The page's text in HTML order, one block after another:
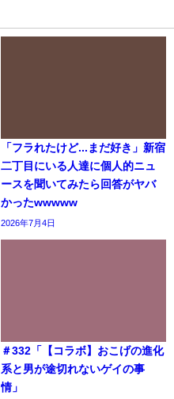
「フラれたけど...まだ好き」新宿
二丁目にいる人達に個人的ニュ
ースを聞いてみたら回答がヤバ
かったwwwww
2026年7月4日
＃332「【コラボ】おこげの進化
系と男が途切れないゲイの事
情」